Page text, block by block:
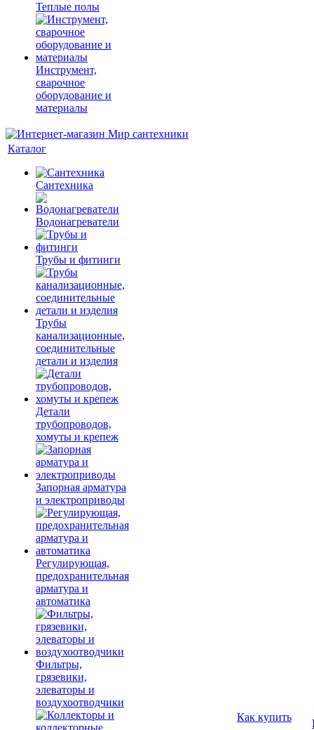
Теплые полы
Инструмент,
сварочное
оборудование и
материалы
Каталог
Сантехника
Водонагреватели
Трубы и фитинги
Трубы
канализационные,
соединительные
детали и изделия
Детали
трубопроводов,
хомуты и крепеж
Запорная арматура
и электроприводы
Регулирующая,
предохранительная
арматура и
автоматика
Фильтры,
грязевики,
элеваторы и
воздухоотводчики
Как купить